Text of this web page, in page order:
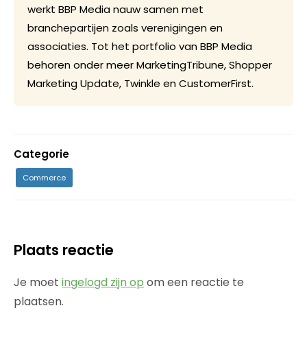
werkt BBP Media nauw samen met
branchepartijen zoals verenigingen en
associaties. Tot het portfolio van BBP Media
behoren onder meer MarketingTribune, Shopper
Marketing Update, Twinkle en CustomerFirst.
Categorie
Commerce
Plaats reactie
Je moet ingelogd zijn op om een reactie te
plaatsen.